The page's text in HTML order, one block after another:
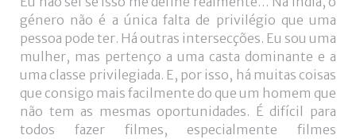
género não é a única falta de privilégio que uma
pessoa pode ter. Há outras intersecções. Eu sou uma
mulher, mas pertenço a uma casta dominante e a
uma classe privilegiada. E, por isso, há muitas coisas
que consigo mais facilmente do que um homem que
não tem as mesmas oportunidades. É difícil para
todos fazer filmes, especialmente filmes